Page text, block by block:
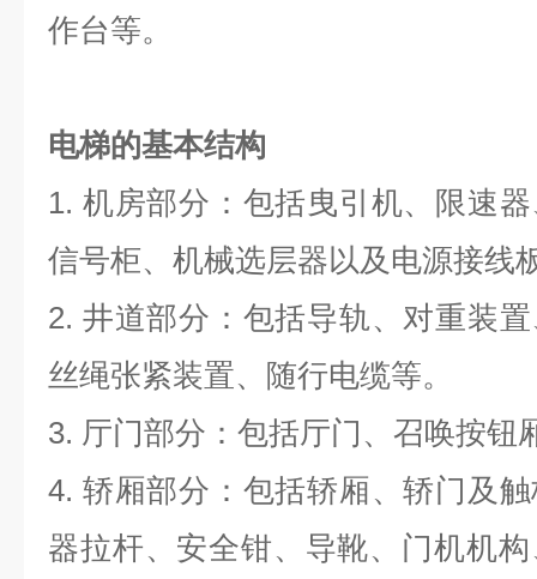
作台等。
电梯的基本结构
1. 机房部分：包括曳引机、限速
信号柜、机械选层器以及电源接线
2. 井道部分：包括导轨、对重装
丝绳张紧装置、随行电缆等。
3. 厅门部分：包括厅门、召唤按钮
4. 轿厢部分：包括轿厢、轿门及
器拉杆、安全钳、导靴、门机机